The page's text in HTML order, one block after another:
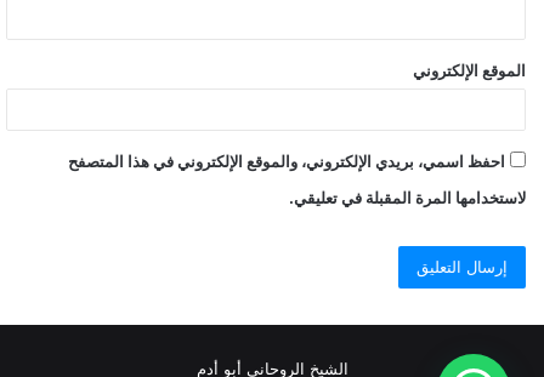
الموقع الإلكتروني
احفظ اسمي، بريدي الإلكتروني، والموقع الإلكتروني في هذا المتصفح
لاستخدامها المرة المقبلة في تعليقي.
الشيخ الروحاني أبو أدم